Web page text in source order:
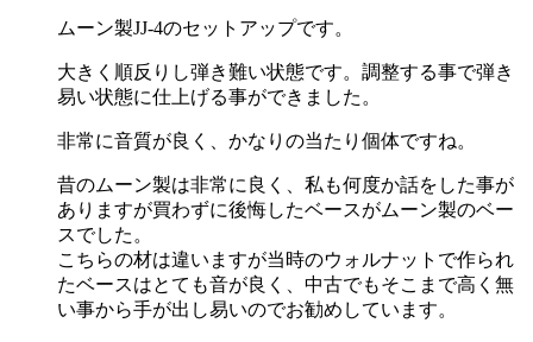
ムーン製JJ-4のセットアップです。
大きく順反りし弾き難い状態です。調整する事で弾き
易い状態に仕上げる事ができました。
非常に音質が良く、かなりの当たり個体ですね。
昔のムーン製は非常に良く、私も何度か話をした事が
ありますが買わずに後悔したベースがムーン製のベー
スでした。
こちらの材は違いますが当時のウォルナットで作られ
たベースはとても音が良く、中古でもそこまで高く無
い事から手が出し易いのでお勧めしています。